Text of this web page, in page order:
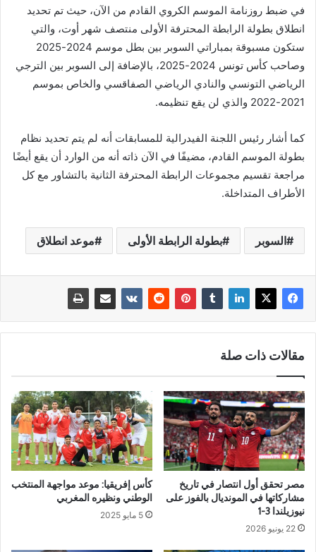
في ضبط روزنامة الموسم الكروي القادم من الآن، حيث تم تحديد
انطلاق بطولة الرابطة المحترفة الأولى منتصف شهر أوت، والتي
ستكون مسبوقة بمباراتي السوبر بين بطل موسم 2024-2025
وصاحب كأس تونس 2024-2025، بالإضافة إلى السوبر بين الترجي
الرياضي التونسي والنادي الرياضي الصفاقسي والخاص بموسم
2021-2022 والذي لن يقع تنظيمه.
كما أشار رئيس اللجنة الفيدرالية للمسابقات أنه لم يتم تحديد نظام
بطولة الموسم القادم، مضيفًا في الآن ذاته أنه من الوارد أن يقع أيضًا
مراجعة تقسيم مجموعات الرابطة المحترفة الثانية بالتشاور مع كل
الأطراف المتداخلة.
السوبر بطولة الرابطة الأولى موعد انطلاق
مقالات ذات صلة
مصر تحقق أول انتصار في تاريخ
مشاركاتها في المونديال بالفوز على
نيوزيلندا 3-1
22 يونيو 2026
كأس إفريقيا: موعد مواجهة المنتخب
الوطني ونظيره المغربي
5 مايو 2025